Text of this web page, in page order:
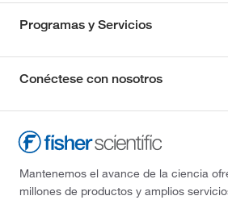
Programas y Servicios
Conéctese con nosotros
Mantenemos el avance de la ciencia
millones de productos y amplios